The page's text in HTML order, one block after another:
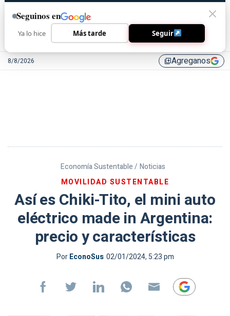
8/8/2026 library_addAgreganos
Economía Sustentable / Noticias
MOVILIDAD SUSTENTABLE
Así es Chiki-Tito, el mini auto
eléctrico made in Argentina:
precio y características
PorEconoSus 02/01/2024, 5:23 pm
Seguinos en
Ya lo hice Más tarde Seguir